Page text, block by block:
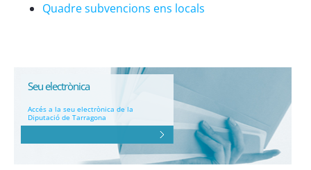
Quadre subvencions ens locals
Seu electrònica
Accés a la seu electrònica de la
Diputació de Tarragona